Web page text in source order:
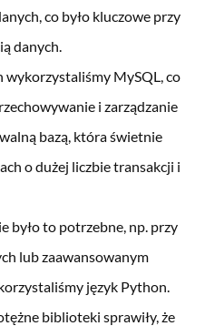
co było kluczowe przy
danych.
wykorzystaliśmy MySQL, co
i zarządzanie
bazą, która świetnie
o dużej liczbie transakcji i
było to potrzebne, np. przy
lub zaawansowanym
język Python.
biblioteki sprawiły, że